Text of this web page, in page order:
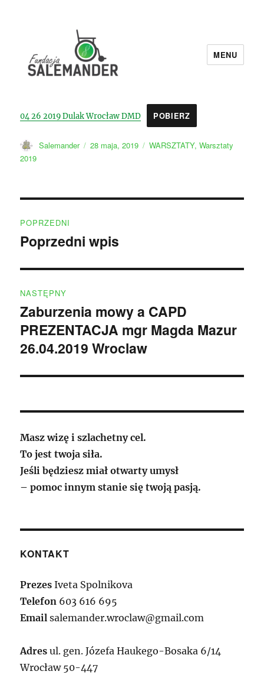
Fundacja Salemander
MENU
04 26 2019 Dulak Wrocław DMD POBIERZ
Autor
Salemander
Data
28 maja, 2019 Kategorie
WARSZTATY,Warsztaty
2019
wpisu
POPRZEDNI
Poprzedni
Poprzedni wpis
NASTĘPNY
Następny
wpis:
Zaburzenia mowy a CAPD
PREZENTACJA mgr Magda Mazur
26.04.2019 Wroclaw
Masz wizę i szlachetny cel.
To jest twoja siła.
Jeśli będziesz miał otwarty umysł
– pomoc innym stanie się twoją pasją.
KONTAKT
Prezes Iveta Spolnikova
Telefon 603 616 695
Emailsalemander.wroclaw@gmail.com
Adres ul. gen. Józefa Haukego-Bosaka 6/14
Wrocław 50-447